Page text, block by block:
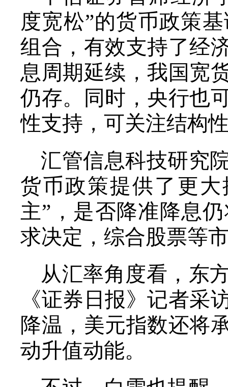
度宽松”的货币政策
组合，有效支持了经
息周期延续，我国宽
仍存。同时，央行也
性支持，可关注结构
汇管信息科技研究
货币政策提供了更
主”，是否降准降息
求决定，综合股票等
从汇率角度看，东
《证券日报》记者采
降温，美元指数还将
动升值动能。